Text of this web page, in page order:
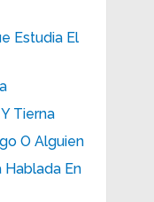
Estudia El
Tierna
O Alguien
En